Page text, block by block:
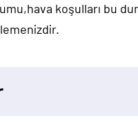
koşulları bu